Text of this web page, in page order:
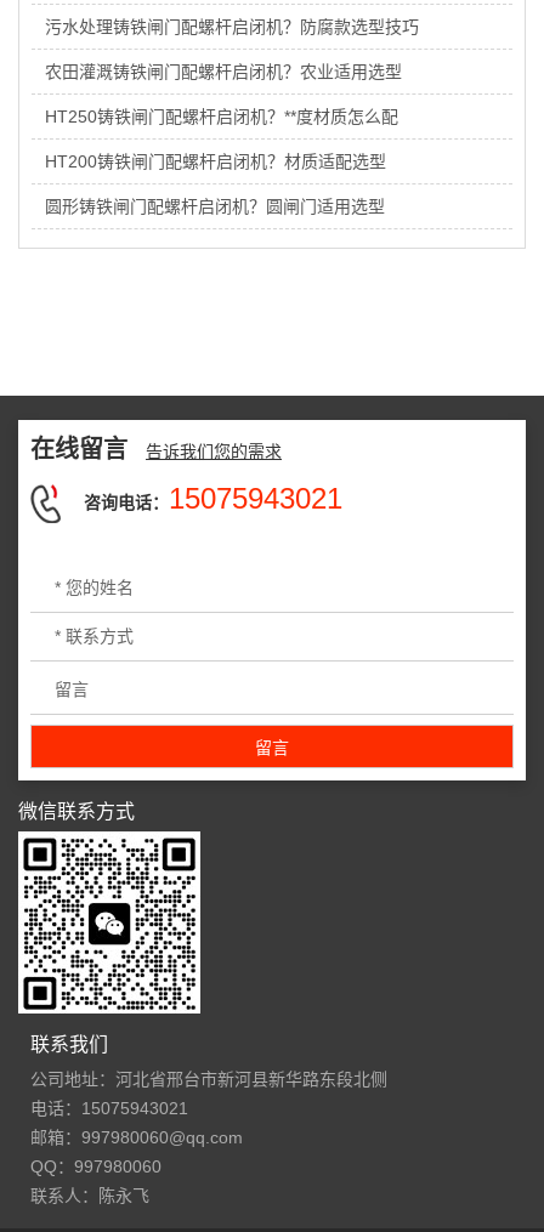
污水处理铸铁闸门配螺杆启闭机？防腐款选型技巧
农田灌溉铸铁闸门配螺杆启闭机？农业适用选型
HT250铸铁闸门配螺杆启闭机？**度材质怎么配
HT200铸铁闸门配螺杆启闭机？材质适配选型
圆形铸铁闸门配螺杆启闭机？圆闸门适用选型
在线留言 告诉我们您的需求
咨询电话： 15075943021
微信联系方式
联系我们
公司地址：河北省邢台市新河县新华路东段北侧
电话：15075943021
邮箱：997980060@qq.com
QQ：997980060
联系人：陈永飞